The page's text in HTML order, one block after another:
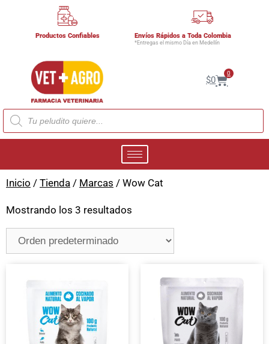
Productos Confiables Envíos Rápidos a Toda Colombia
*Entregas el mismo Día en Medellín
$0
0
Inicio / Tienda / Marcas / Wow Cat
Mostrando los 3 resultados